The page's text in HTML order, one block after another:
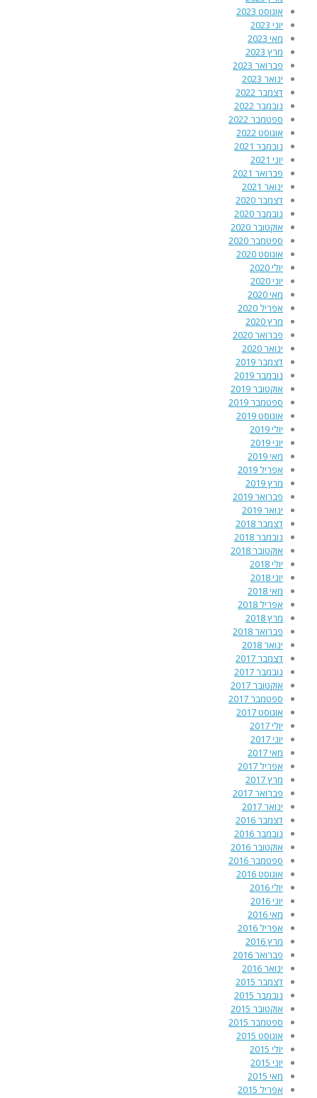
אוגוסט 2023
יוני 2023
מאי 2023
מרץ 2023
פברואר 2023
ינואר 2023
דצמבר 2022
נובמבר 2022
ספטמבר 2022
אוגוסט 2022
נובמבר 2021
יוני 2021
פברואר 2021
ינואר 2021
דצמבר 2020
נובמבר 2020
אוקטובר 2020
ספטמבר 2020
אוגוסט 2020
יולי 2020
יוני 2020
מאי 2020
אפריל 2020
מרץ 2020
פברואר 2020
ינואר 2020
דצמבר 2019
נובמבר 2019
אוקטובר 2019
ספטמבר 2019
אוגוסט 2019
יולי 2019
יוני 2019
מאי 2019
אפריל 2019
מרץ 2019
פברואר 2019
ינואר 2019
דצמבר 2018
נובמבר 2018
אוקטובר 2018
יולי 2018
יוני 2018
מאי 2018
אפריל 2018
מרץ 2018
פברואר 2018
ינואר 2018
דצמבר 2017
נובמבר 2017
אוקטובר 2017
ספטמבר 2017
אוגוסט 2017
יולי 2017
יוני 2017
מאי 2017
אפריל 2017
מרץ 2017
פברואר 2017
ינואר 2017
דצמבר 2016
נובמבר 2016
אוקטובר 2016
ספטמבר 2016
אוגוסט 2016
יולי 2016
יוני 2016
מאי 2016
אפריל 2016
מרץ 2016
פברואר 2016
ינואר 2016
דצמבר 2015
נובמבר 2015
אוקטובר 2015
ספטמבר 2015
אוגוסט 2015
יולי 2015
יוני 2015
מאי 2015
אפריל 2015